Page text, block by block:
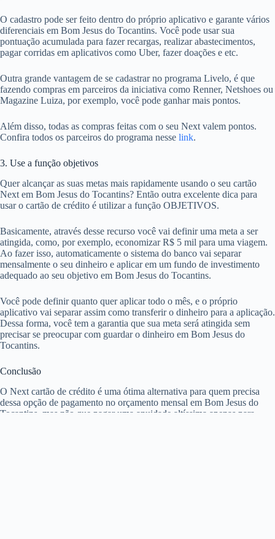
O cadastro pode ser feito dentro do próprio aplicativo e garante vários
diferenciais em Bom Jesus do Tocantins. Você pode usar sua
pontuação acumulada para fazer recargas, realizar abastecimentos,
pagar corridas em aplicativos como Uber, fazer doações e etc.
Outra grande vantagem de se cadastrar no programa Livelo, é que
fazendo compras em parceiros da iniciativa como Renner, Netshoes ou
Magazine Luiza, por exemplo, você pode ganhar mais pontos.
Além disso, todas as compras feitas com o seu Next valem pontos.
Confira todos os parceiros do programa nesse link.
3. Use a função objetivos
Quer alcançar as suas metas mais rapidamente usando o seu cartão
Next em Bom Jesus do Tocantins? Então outra excelente dica para
usar o cartão de crédito é utilizar a função OBJETIVOS.
Basicamente, através desse recurso você vai definir uma meta a ser
atingida, como, por exemplo, economizar R$ 5 mil para uma viagem.
Ao fazer isso, automaticamente o sistema do banco vai separar
mensalmente o seu dinheiro e aplicar em um fundo de investimento
adequado ao seu objetivo em Bom Jesus do Tocantins.
Você pode definir quanto quer aplicar todo o mês, e o próprio
aplicativo vai separar assim como transferir o dinheiro para a aplicação.
Dessa forma, você tem a garantia que sua meta será atingida sem
precisar se preocupar com guardar o dinheiro em Bom Jesus do
Tocantins.
Conclusão
O Next cartão de crédito é uma ótima alternativa para quem precisa
dessa opção de pagamento no orçamento mensal em Bom Jesus do
Tocantins, mas não que pagar uma anuidade altíssima apenas para